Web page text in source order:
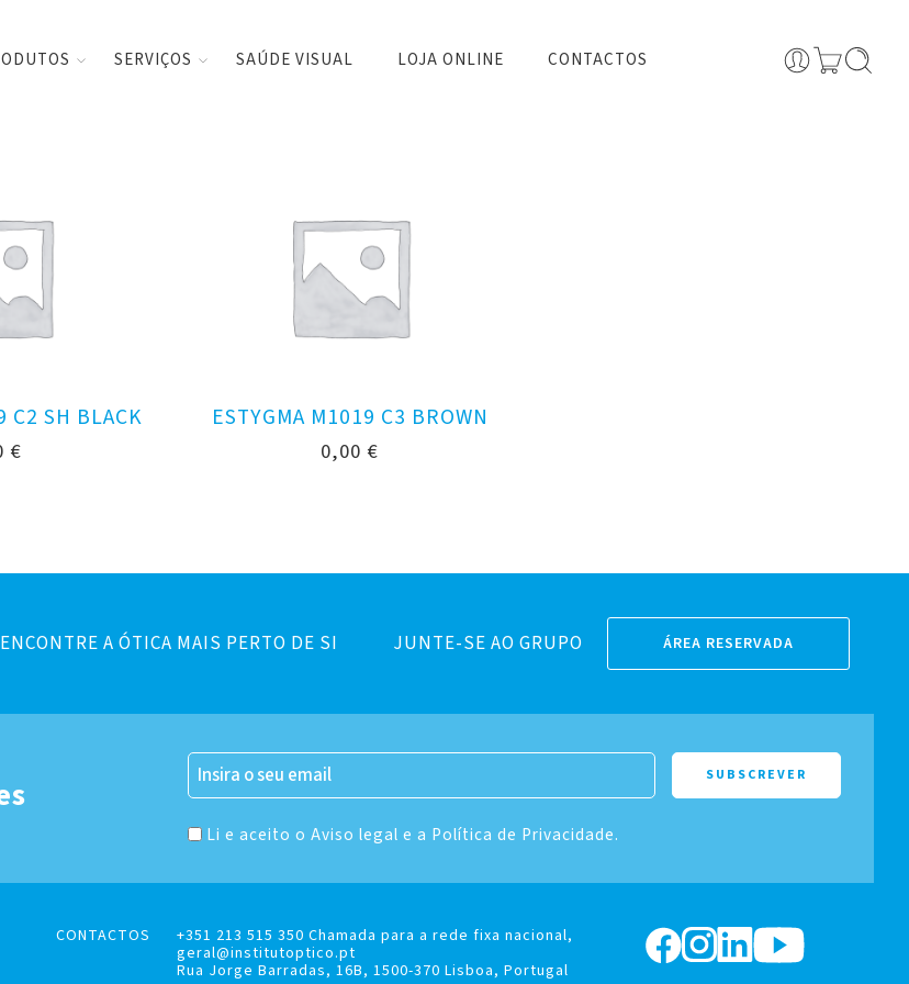
SERVIÇOS SAÚDE VISUAL LOJA ONLINE CONTACTOS
C2 SH BLACK
€
ESTYGMA M1019 C3 BROWN
0,00 €
ENCONTRE A ÓTICA MAIS PERTO DE SI JUNTE-SE AO GRUPO ÁREA RESERVADA
Li e aceito o Aviso legal e a Política de Privacidade.
CONTACTOS
+351 213 515 350 Chamada para a rede fixa nacional,
geral@institutoptico.pt
Rua Jorge Barradas, 16B, 1500-370 Lisboa, Portugal